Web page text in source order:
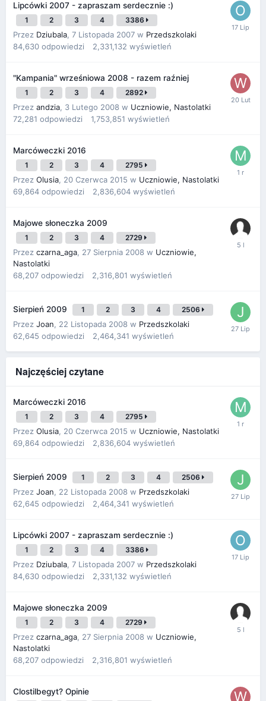
Lipcówki 2007 - zapraszam serdecznie :)
1 2 3 4 3386
Przez Dziubala, 7 Listopada 2007 w Przedszkolaki
84,630 odpowiedzi 2,331,132 wyświetleń
"Kampania" wrześniowa 2008 - razem raźniej
1 2 3 4 2892
Przez andzia, 3 Lutego 2008 w Uczniowie, Nastolatki
72,281 odpowiedzi 1,753,851 wyświetleń
Marcóweczki 2016
1 2 3 4 2795
Przez Olusia, 20 Czerwca 2015 w Uczniowie, Nastolatki
69,864 odpowiedzi 2,836,604 wyświetleń
Majowe słoneczka 2009
1 2 3 4 2729
Przez czarna_aga, 27 Sierpnia 2008 w Uczniowie,
Nastolatki
68,207 odpowiedzi 2,316,801 wyświetleń
Sierpień 2009 1 2 3 4 2506
Przez Joan, 22 Listopada 2008 w Przedszkolaki
62,645 odpowiedzi 2,464,341 wyświetleń
Najczęściej czytane
Marcóweczki 2016
1 2 3 4 2795
Przez Olusia, 20 Czerwca 2015 w Uczniowie, Nastolatki
69,864 odpowiedzi 2,836,604 wyświetleń
Sierpień 2009 1 2 3 4 2506
Przez Joan, 22 Listopada 2008 w Przedszkolaki
62,645 odpowiedzi 2,464,341 wyświetleń
Lipcówki 2007 - zapraszam serdecznie :)
1 2 3 4 3386
Przez Dziubala, 7 Listopada 2007 w Przedszkolaki
84,630 odpowiedzi 2,331,132 wyświetleń
Majowe słoneczka 2009
1 2 3 4 2729
Przez czarna_aga, 27 Sierpnia 2008 w Uczniowie,
Nastolatki
68,207 odpowiedzi 2,316,801 wyświetleń
Clostilbegyt? Opinie